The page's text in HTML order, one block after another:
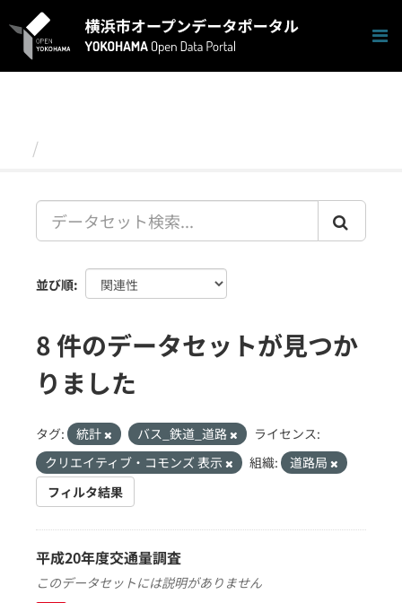
キ
並び順
8 件のデータセットが見つか
りました
タグ: 統計 バス_鉄道_道路
ライセンス:
クリエイティブ・コモンズ 表示
組織:
道路局
フィルタ結果
平成20年度交通量調査
このデータセットには説明がありません